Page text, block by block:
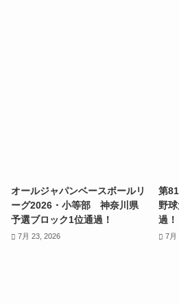
オールジャパンベースボールリ
ーグ2026・小等部 神奈川県
予選ブロック1位通過！
7月 23, 2026
第
野
過！
7月